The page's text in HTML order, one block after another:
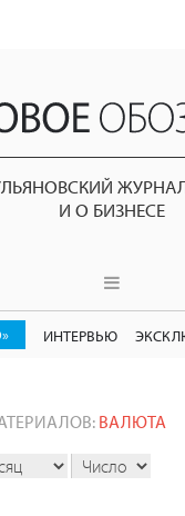
И О БИЗНЕСЕ
ИНТЕРВЬЮ
ВАЛЮТА